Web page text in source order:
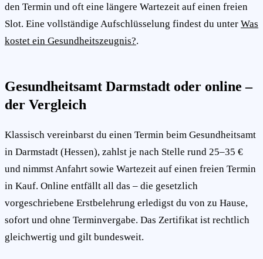
den Termin und oft eine längere Wartezeit auf einen freien
Slot. Eine vollständige Aufschlüsselung findest du unter Was
kostet ein Gesundheitszeugnis?.
Gesundheitsamt Darmstadt oder online –
der Vergleich
Klassisch vereinbarst du einen Termin beim Gesundheitsamt
in Darmstadt (Hessen), zahlst je nach Stelle rund 25–35 €
und nimmst Anfahrt sowie Wartezeit auf einen freien Termin
in Kauf. Online entfällt all das – die gesetzlich
vorgeschriebene Erstbelehrung erledigst du von zu Hause,
sofort und ohne Terminvergabe. Das Zertifikat ist rechtlich
gleichwertig und gilt bundesweit.